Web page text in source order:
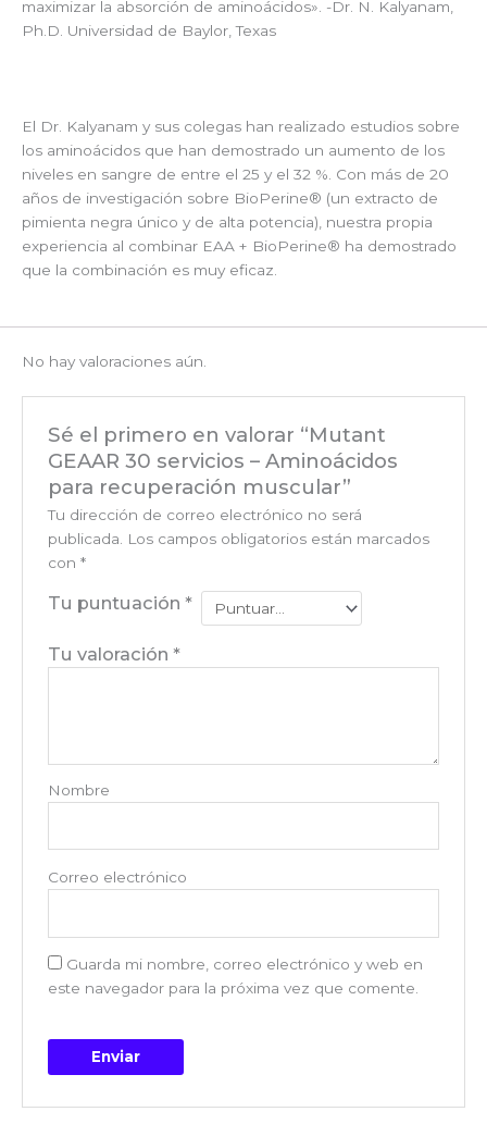
maximizar la absorción de aminoácidos». -Dr. N. Kalyanam,
Ph.D. Universidad de Baylor, Texas
El Dr. Kalyanam y sus colegas han realizado estudios sobre
los aminoácidos que han demostrado un aumento de los
niveles en sangre de entre el 25 y el 32 %. Con más de 20
años de investigación sobre BioPerine® (un extracto de
pimienta negra único y de alta potencia), nuestra propia
experiencia al combinar EAA + BioPerine® ha demostrado
que la combinación es muy eficaz.
No hay valoraciones aún.
Sé el primero en valorar “Mutant
GEAAR 30 servicios – Aminoácidos
para recuperación muscular”
Tu dirección de correo electrónico no será
publicada. Los campos obligatorios están marcados
con *
Tu puntuación *
Tu valoración *
Nombre
Correo electrónico
Guarda mi nombre, correo electrónico y web en
este navegador para la próxima vez que comente.